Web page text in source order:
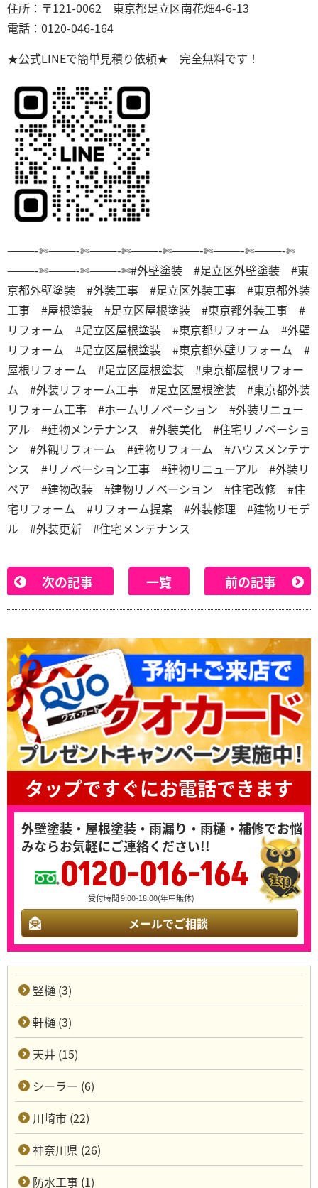
住所：〒121-0062 東京都足立区南花畑4-6-13
電話：0120-046-164
★公式LINEで簡単見積り依頼★ 完全無料です！
———-✄———-✄———-✄———-✄———-✄———-✄———-✄
———-✄———-✄———-✄#外壁塗装 #足立区外壁塗装 #東
京都外壁塗装 #外装工事 #足立区外装工事 #東京都外装
工事 #屋根塗装 #足立区屋根塗装 #東京都外装工事 #
リフォーム #足立区屋根塗装 #東京都リフォーム #外壁
リフォーム #足立区屋根塗装 #東京都外壁リフォーム #
屋根リフォーム #足立区屋根塗装 #東京都屋根リフォー
ム #外装リフォーム工事 #足立区屋根塗装 #東京都外装
リフォーム工事 #ホームリノベーション #外装リニュー
アル #建物メンテナンス #外装美化 #住宅リノベーショ
ン #外観リフォーム #建物リフォーム #ハウスメンテナ
ンス #リノベーション工事 #建物リニューアル #外装リ
ペア #建物改装 #建物リノベーション #住宅改修 #住
宅リフォーム #リフォーム提案 #外装修理 #建物リモデ
ル #外装更新 #住宅メンテナンス
次の記事 一覧 前の記事
タップですぐにお電話できます
外壁塗装・屋根塗装・雨漏り・雨樋・補修でお悩
みならお気軽にご連絡ください!!
0120-016-164
受付時間 9:00-18:00(年中無休)
メールでご相談
竪樋 (3)
軒樋 (3)
天井 (15)
シーラー (6)
川崎市 (22)
神奈川県 (26)
防水工事 (1)